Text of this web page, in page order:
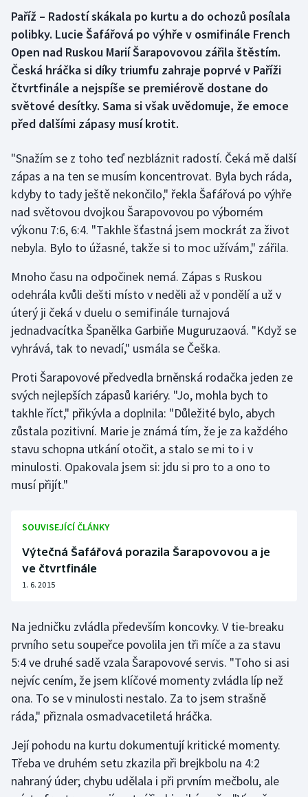
Boby a skeleton
Curling
Cyklistika
Florbal
Futsal
Golf
Gymnastika
Házená
Jezdectví
Judo
Krasobruslení
Lezení
Lyže a snowboard
Olympijské hry
Plavání
Plážový volejbal
Ragby
Rychlobruslení
Rychlostní kanoistika
Paříž – Radostí skákala po kurtu a do ochozů posílala
polibky. Lucie Šafářová po výhře v osmifinále French
Open nad Ruskou Marií Šarapovovou zářila štěstím.
Česká hráčka si díky triumfu zahraje poprvé v Paříži
čtvrtfinále a nejspíše se premiérově dostane do
světové desítky. Sama si však uvědomuje, že emoce
před dalšími zápasy musí krotit.
"Snažím se z toho teď nezbláznit radostí. Čeká mě další
zápas a na ten se musím koncentrovat. Byla bych ráda,
kdyby to tady ještě nekončilo," řekla Šafářová po výhře
nad světovou dvojkou Šarapovovou po výborném
výkonu 7:6, 6:4. "Takhle šťastná jsem mockrát za život
nebyla. Bylo to úžasné, takže si to moc užívám," zářila.
Mnoho času na odpočinek nemá. Zápas s Ruskou
odehrála kvůli dešti místo v neděli až v pondělí a už v
úterý ji čeká v duelu o semifinále turnajová
jednadvacítka Španělka Garbiňe Muguruzaová. "Když se
vyhrává, tak to nevadí," usmála se Češka.
Proti Šarapovové předvedla brněnská rodačka jeden ze
svých nejlepších zápasů kariéry. "Jo, mohla bych to
takhle říct," přikývla a doplnila: "Důležité bylo, abych
zůstala pozitivní. Marie je známá tím, že je za každého
stavu schopna utkání otočit, a stalo se mi to i v
minulosti. Opakovala jsem si: jdu si pro to a ono to
musí přijít."
SOUVISEJÍCÍ ČLÁNKY
Výtečná Šafářová porazila Šarapovovou a je
ve čtvrtfinále
1. 6. 2015
Na jedničku zvládla především koncovky. V tie-breaku
prvního setu soupeřce povolila jen tři míče a za stavu
5:4 ve druhé sadě vzala Šarapovové servis. "Toho si asi
nejvíc cením, že jsem klíčové momenty zvládla líp než
ona. To se v minulosti nestalo. Za to jsem strašně
ráda," přiznala osmadvacetiletá hráčka.
Její pohodu na kurtu dokumentují kritické momenty.
Třeba ve druhém setu zkazila při brejkbolu na 4:2
nahraný úder; chybu udělala i při prvním mečbolu, ale